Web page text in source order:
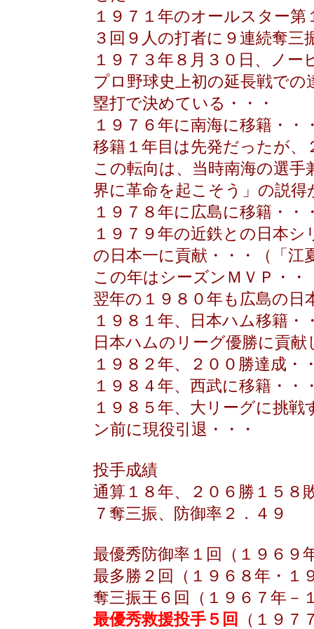
１９７１年のオールスター
３回９人の打者に９連続奪三
１９７３年８月３０日、ノ
プロ野球史上初の延長戦で
塁打で決めている・・・
１９７６年に南海に移籍・・
移籍１年目は先発だったが
この転向は、当時南海の選手
界に革命を起こそう」の説
１９７８年に広島に移籍・・
１９７９年の近鉄との日本
の日本一に貢献・・・（「江
この年はシーズンＭＶＰ・・
翌年の１９８０年も広島の日
１９８１年、日本ハム移籍・
日本ハムのリーグ優勝に貢
１９８２年、２００勝達成・
１９８４年、西武に移籍・・
１９８５年、大リーグに挑
ン前に現役引退・・・
投手成績
通算１８年、２０６勝１５８
７奪三振、防御率２．４９
最優秀防御率１回（１９６９
最多勝２回（１９６８年・１
奪三振王６回（１９６７年
最優秀救援投手５回
（１９